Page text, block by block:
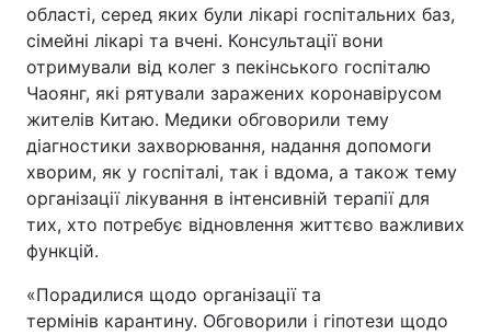
області, серед яких були лікарі госпітальних баз,
сімейні лікарі та вчені. Консультації вони
отримували від колег з пекінського госпіталю
Чаоянг, які рятували заражених коронавірусом
жителів Китаю. Медики обговорили тему
діагностики захворювання, надання допомоги
хворим, як у госпіталі, так і вдома, а також тему
організації лікування в інтенсивній терапії для
тих, хто потребує відновлення життєво важливих
функцій.
«Порадилися щодо організації та
термінів карантину. Обговорили і гіпотези щодо